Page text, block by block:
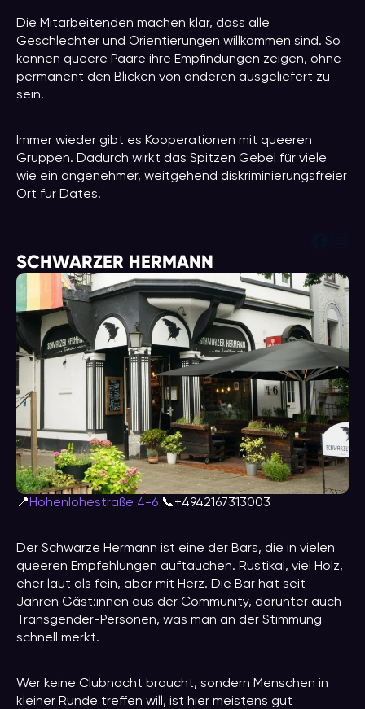
Die Mitarbeitenden machen klar, dass alle
Geschlechter und Orientierungen willkommen sind. So
können queere Paare ihre Empfindungen zeigen, ohne
permanent den Blicken von anderen ausgeliefert zu
sein.
Immer wieder gibt es Kooperationen mit queeren
Gruppen. Dadurch wirkt das Spitzen Gebel für viele
wie ein angenehmer, weitgehend diskriminierungsfreier
Ort für Dates.
SCHWARZER HERMANN
📍 Hohenlohestraße 4-6 📞+4942167313003
Der Schwarze Hermann ist eine der Bars, die in vielen
queeren Empfehlungen auftauchen. Rustikal, viel Holz,
eher laut als fein, aber mit Herz. Die Bar hat seit
Jahren Gäst:innen aus der Community, darunter auch
Transgender-Personen, was man an der Stimmung
schnell merkt.
Wer keine Clubnacht braucht, sondern Menschen in
kleiner Runde treffen will, ist hier meistens gut